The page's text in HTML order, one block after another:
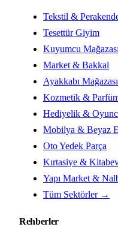
Tekstil &
Tesettür Giyim
Kuyumcu Mağazası
Market & Bakkal
Ayakkabı Mağazası
Kozmetik &
Hediyelik &
Mobilya & Beyaz
Oto Yedek Parça
Kırtasiye &
Yapı Market &
Tüm Sektörler →
Rehberler